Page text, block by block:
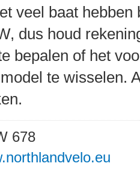
veel baat
dus houd
bepalen of het
te wisselen.
678